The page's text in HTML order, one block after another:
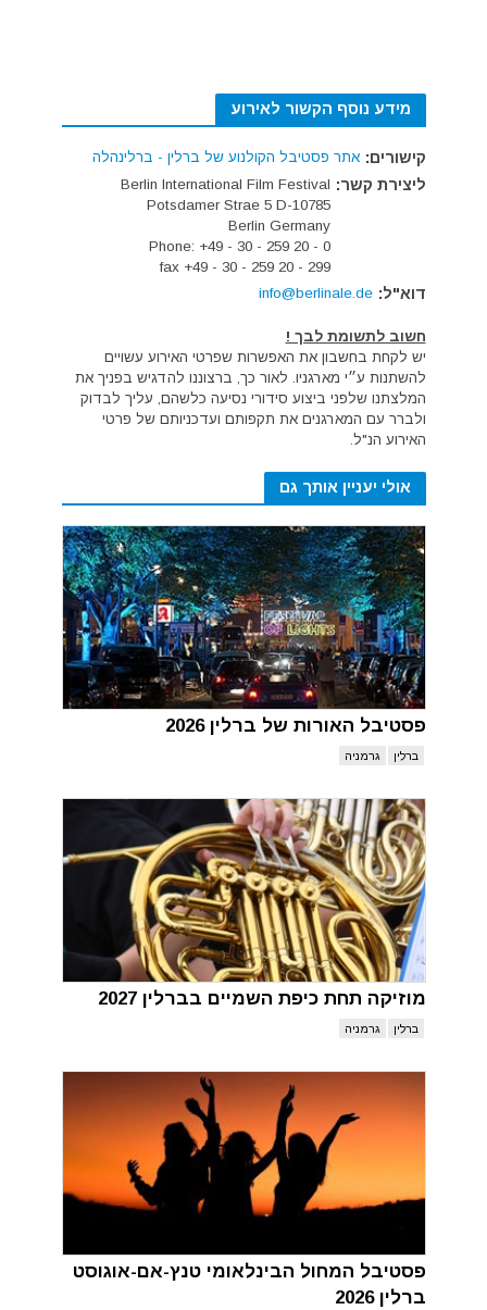
מידע נוסף הקשור לאירוע
קישורים: אתר פסטיבל הקולנוע של ברלין - ברלינהלה
ליצירת קשר: Berlin International Film Festival
Potsdamer Strae 5 D-10785
Berlin Germany
Phone: +49 - 30 - 259 20 - 0
fax +49 - 30 - 259 20 - 299
דוא"ל: info@berlinale.de
חשוב לתשומת לבך !
יש לקחת בחשבון את האפשרות שפרטי האירוע עשויים
להשתנות ע״י מארגניו. לאור כך, ברצוננו להדגיש בפניך את
המלצתנו שלפני ביצוע סידורי נסיעה כלשהם, עליך לבדוק
ולברר עם המארגנים את תקפותם ועדכניותם של פרטי
האירוע הנ"ל.
אולי יעניין אותך גם
פסטיבל האורות של ברלין 2026
ברלין גרמניה
מוזיקה תחת כיפת השמיים בברלין 2027
ברלין גרמניה
פסטיבל המחול הבינלאומי טנץ-אם-אוגוסט
ברלין 2026